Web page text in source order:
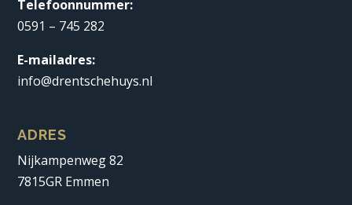
Telefoonnummer:
0591 – 745 282
E-mailadres:
info@drentschehuys.nl
ADRES
Nijkampenweg 82
7815GR Emmen